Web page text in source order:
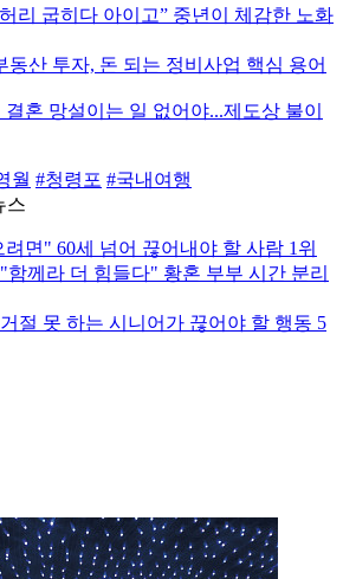
리 굽히다 아이고” 중년이 체감한 노화
동산 투자, 돈 되는 정비사업 핵심 용어
혼 망설이는 일 없어야...제도상 불이
월 #청령포 #국내여행
스
면" 60세 넘어 끊어내야 할 사람 1위
함께라 더 힘들다" 황혼 부부 시간 분리
절 못 하는 시니어가 끊어야 할 행동 5